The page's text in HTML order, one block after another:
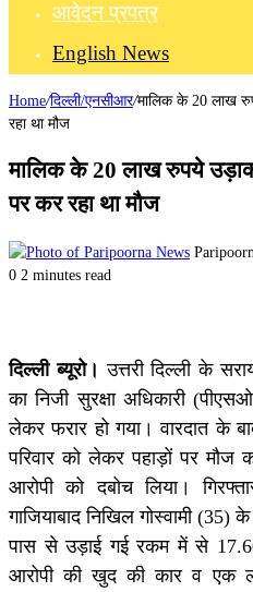
आवेदन प्रपत्र
English News
Home/दिल्ली/एनसीआर/मालिक के 20 लाख
रहा था मौज
मालिक के 20 लाख रुपये
पर कर रहा था मौज
0 2 minutes read
दिल्ली ब्यूरो। उत्तरी दिल्ली के
का निजी सुरक्षा अधिकारी
लेकर फरार हो गया। वारदात के
परिवार को लेकर पहाड़ों पर मौज
आरोपी को दबोच लिया।
गाजियाबाद निखिल गोस्वामी
पास से उड़ाई गई रकम में से
आरोपी की खुद की कार व एक